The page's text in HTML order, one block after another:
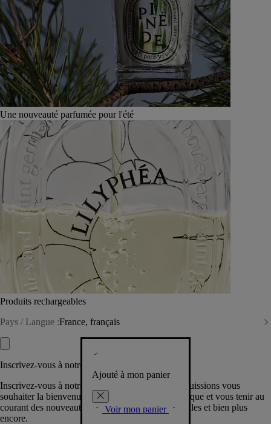
Une nouveauté parfumée pour l'été
Produits rechargeables
Pays / Langue :France, français
Ajouté à mon panier
Voir mon panier
Inscrivez-vous à notre Newsletter
Inscrivez-vous à notre newsletter pour que nous puissions vous
souhaiter la bienvenue dans la communauté Diptyque et vous tenir au
courant des nouveautés, événements, offres spéciales et bien plus
encore.